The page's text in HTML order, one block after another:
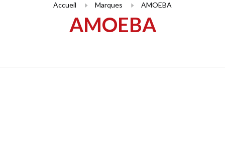
Accueil Marques AMOEBA
AMOEBA